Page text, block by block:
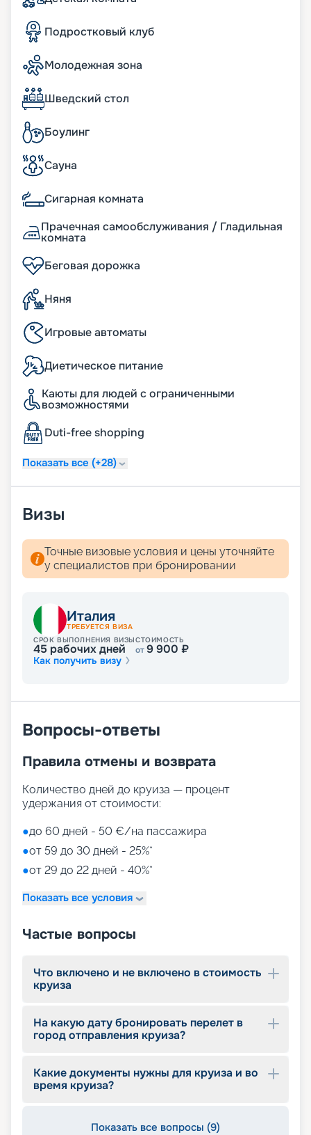
Читайте отзывы других клиентов и смотрите
фото и план корабля. Узнавайте цену на путевку
и покупайте ее на навигацию 2026 - 2027. Не
пропустите возможность ощутить настоящее
удовольствие от путешествия. Сделайте ваш
отдых выгодным и комфортным.
Подростковый клуб
Молодежная зона
Шведский стол
Боулинг
Сауна
Сигарная комната
Прачечная самообслуживания / Гладильная
комната
Беговая дорожка
Няня
Игровые автоматы
Диетическое питание
Каюты для людей с ограниченными
возможностями
Duti-free shopping
Показать все (+28)
Визы
Точные визовые условия и цены уточняйте
у специалистов при бронировании
Италия
ТРЕБУЕТСЯ ВИЗА
СРОК ВЫПОЛНЕНИЯ ВИЗЫ
45 рабочих дней
СТОИМОСТЬ
от9 900 ₽
Как получить визу
Вопросы-ответы
Правила отмены и возврата
Количество дней до круиза — процент
удержания от стоимости:
●до 60 дней - 50 €/на пассажира
●от 59 до 30 дней - 25%*
●от 29 до 22 дней - 40%*
Показать все условия
Частые вопросы
Что включено и не включено в стоимость
круиза
На какую дату бронировать перелет в
город отправления круиза?
Какие документы нужны для круиза и во
время круиза?
Показать все вопросы (9)